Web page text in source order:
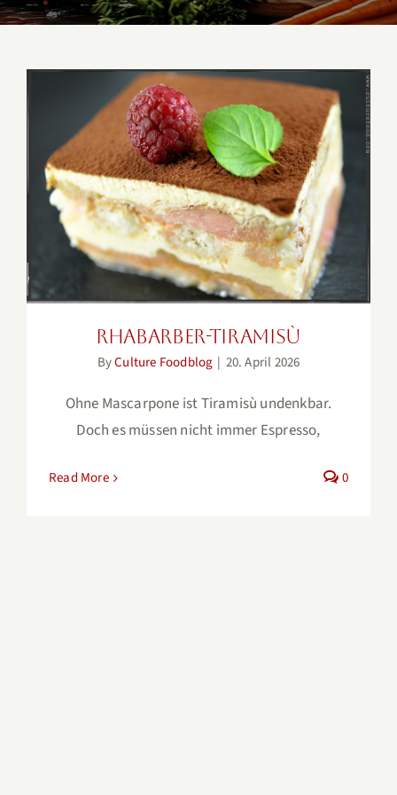
Rhabarber-Tiramisù
Rhabarber-Tiramisù
ByCulture Foodblog | 20. April 2026
Ohne Mascarpone ist Tiramisù undenkbar.
Doch es müssen nicht immer Espresso,
Read More 0